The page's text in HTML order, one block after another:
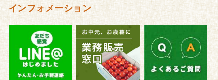
インフォメーション